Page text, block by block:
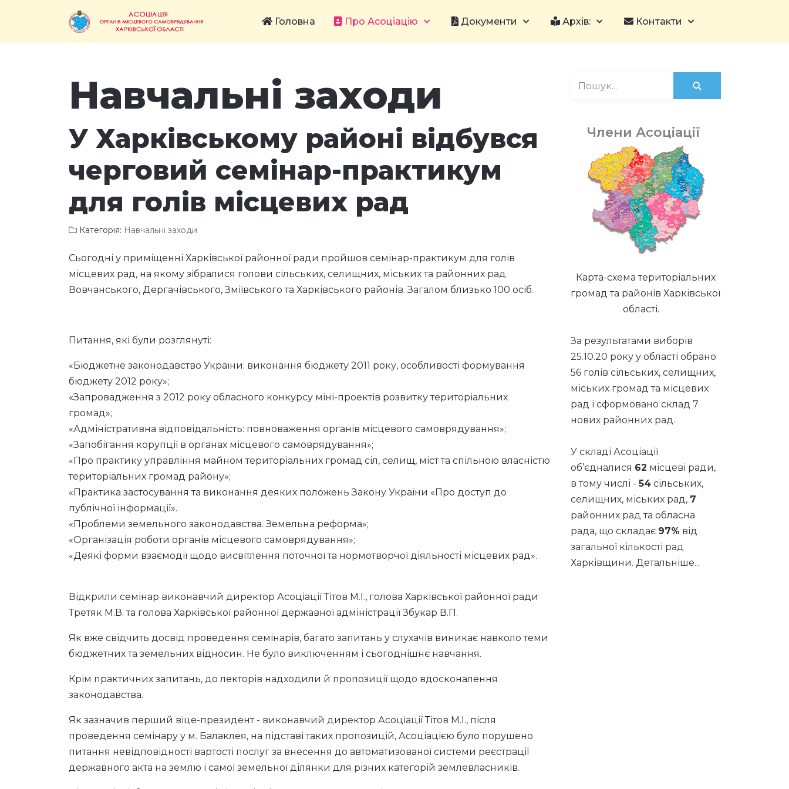
Головна Про Асоціацію Документи Архів: Контакти
Навчальні заходи
У Харківському районі відбувся
черговий семінар-практикум
для голів місцевих рад
Категорія: Навчальні заходи
Сьогодні у приміщенні Харківської районної ради пройшов семінар-практикум для голів
місцевих рад, на якому зібралися голови сільських, селищних, міських та районних рад
Вовчанського, Дергачівського, Зміївського та Харківського районів. Загалом близько 100 осіб.
Питання, які були розглянуті:
«Бюджетне законодавство України: виконання бюджету 2011 року, особливості формування
бюджету 2012 року»;
«Запровадження з 2012 року обласного конкурсу міні-проектів розвитку територіальних
громад»;
«Адміністративна відповідальність: повноваження органів місцевого самоврядування»;
«Запобігання корупції в органах місцевого самоврядування»;
«Про практику управління майном територіальних громад сіл, селищ, міст та спільною власністю
територіальних громад району»;
«Практика застосування та виконання деяких положень Закону України «Про доступ до
публічної інформації».
«Проблеми земельного законодавства. Земельна реформа»;
«Організація роботи органів місцевого самоврядування»;
«Деякі форми взаємодії щодо висвітлення поточної та нормотворчої діяльності місцевих рад».
Відкрили семінар виконавчий директор Асоціації Тітов М.І., голова Харківської районної ради
Третяк М.В. та голова Харківської районної державної адміністрації Збукар В.П.
Як вже свідчить досвід проведення семінарів, багато запитань у слухачів виникає навколо теми
бюджетних та земельних відносин. Не було виключенням і сьогоднішнє навчання.
Крім практичних запитань, до лекторів надходили й пропозиції щодо вдосконалення
законодавства.
Як зазначив перший віце-президент - виконавчий директор Асоціації Тітов М.І., після
проведення семінару у м. Балаклея, на підставі таких пропозицій, Асоціацією було порушено
питання невідповідності вартості послуг за внесення до автоматизованої системи реєстрації
державного акта на землю і самої земельної ділянки для різних категорій землевласників.
Члени Асоціації
Карта-схема територіальних
громад та районів Харківської
області.
За результатами виборів
25.10.20 року у області обрано
56 голів сільських, селищних,
міських громад та місцевих
рад і сформовано склад 7
нових районних рад.
У складі Асоціації
об’єдналися 62 місцеві ради,
в тому числі -54 сільських,
селищних, міських рад, 7
районних рад та обласна
рада, що складає 97% від
загальної кількості рад
Харківщини. Детальніше...